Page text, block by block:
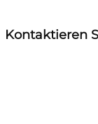
Kontaktieren